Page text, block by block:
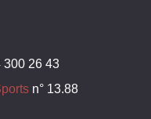
300 26 43
n° 13.88